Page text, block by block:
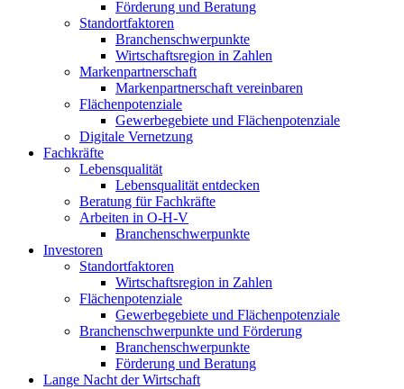
Förderung und Beratung
Standortfaktoren
Branchenschwerpunkte
Wirtschaftsregion in Zahlen
Markenpartnerschaft
Markenpartnerschaft vereinbaren
Flächenpotenziale
Gewerbegebiete und Flächenpotenziale
Digitale Vernetzung
Fachkräfte
Lebensqualität
Lebensqualität entdecken
Beratung für Fachkräfte
Arbeiten in O-H-V
Branchenschwerpunkte
Investoren
Standortfaktoren
Wirtschaftsregion in Zahlen
Flächenpotenziale
Gewerbegebiete und Flächenpotenziale
Branchenschwerpunkte und Förderung
Branchenschwerpunkte
Förderung und Beratung
Lange Nacht der Wirtschaft